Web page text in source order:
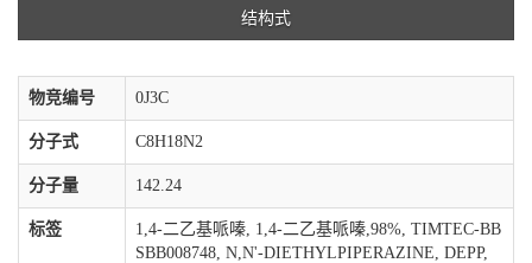
结构式
物竞编号 0J3C
分子式 C8H18N2
分子量 142.24
标签
1,4-二乙基哌嗪, 1,4-二乙基哌嗪,98%, TIMTEC-BB
SBB008748, N,N'-DIETHYLPIPERAZINE, DEPP,